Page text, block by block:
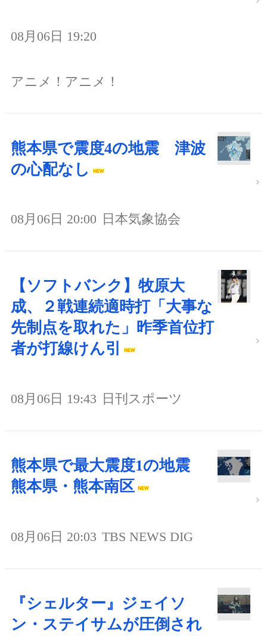
08月06日 19:20
アニメ！アニメ！
熊本県で震度4の地震 津波
の心配なし
08月06日 20:00 日本気象協会
【ソフトバンク】牧原大
成、２戦連続適時打「大事な
先制点を取れた」昨季首位打
者が打線けん引
08月06日 19:43 日刊スポーツ
熊本県で最大震度1の地震
熊本県・熊本南区
08月06日 20:03 TBS NEWS DIG
『シェルター』ジェイソ
ン・ステイサムが圧倒され